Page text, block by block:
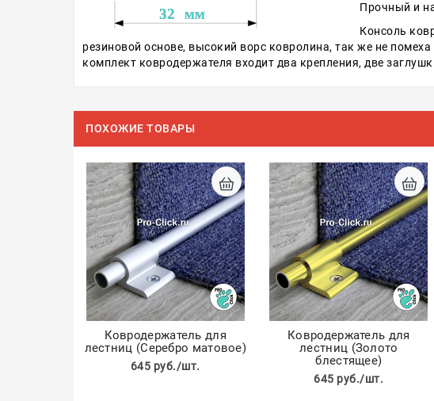
Прочный и
Консоль
резиновой основе, высокий ворс ковролина, так же не
комплект ковродержателя входит два крепления, две
ПОХОЖИЕ ТОВАРЫ
Ковродержатель для
лестниц (Серебро матовое)
645 руб./шт.
Ковродержатель для
лестниц (Золото
блестящее)
645 руб./шт.